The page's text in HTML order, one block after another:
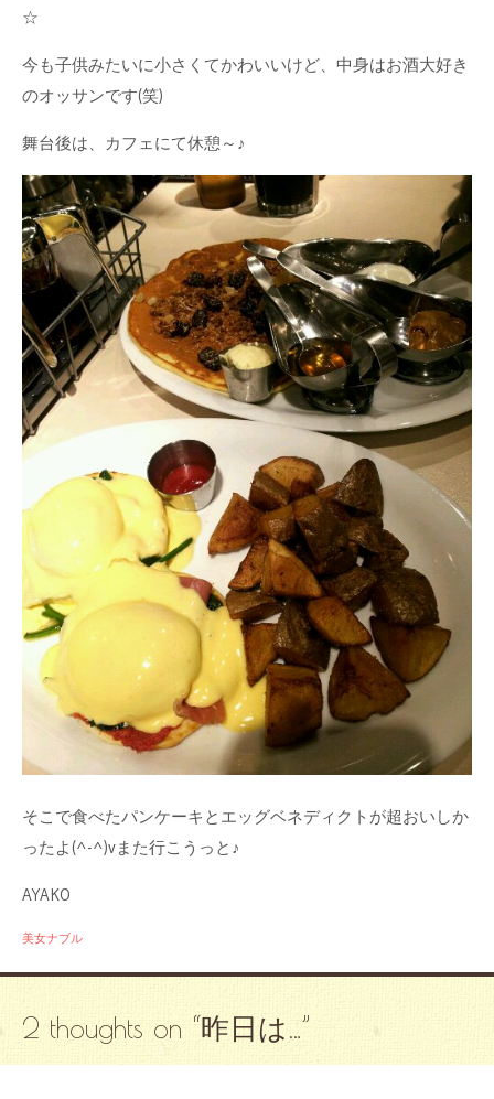
☆
今も子供みたいに小さくてかわいいけど、中身はお酒大好き
のオッサンです(笑)
舞台後は、カフェにて休憩～♪
そこで食べたパンケーキとエッグベネディクトが超おいしか
ったよ(^-^)vまた行こうっと♪
AYAKO
美女ナブル
2 thoughts on “昨日は…”